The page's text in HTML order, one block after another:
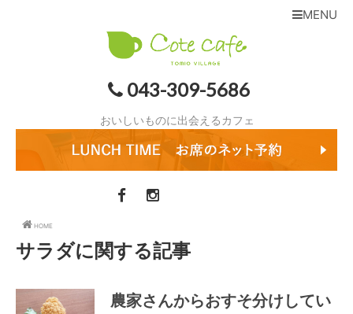
043-309-5686
おいしいものに出会えるカフェ
MENU
HOME
サラダに関する記事
農家さんからおすそ分けしてい